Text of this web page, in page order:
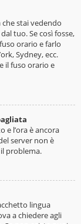
che stai vedendo
tuo. Se così fosse,
orario e farlo
Sydney, ecc.
il fuso orario e
e l’ora è ancora
server non è
problema.
lingua
a chiedere agli